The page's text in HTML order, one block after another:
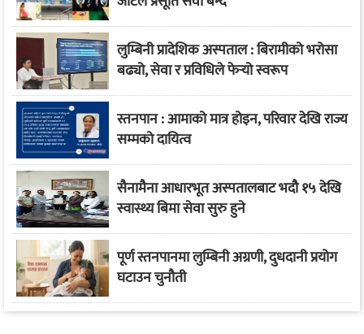
लुम्बिनी प्रादेशिक अस्पताल : बिरामीको भरोसा
बढ्यो, सेवा र प्रविधिले फेर्‍यो स्वरूप
स्तनपान : आमाको मात्र होइन, परिवार देखि राज्य
सम्मको दायित्व
सैनामैना आधारभूत अस्पतालबाट भदौ १५ देखि
स्वास्थ्य बिमा सेवा सुरु हुने
पूर्ण स्तनपानमा लुम्बिनी अग्रणी, दुधदानी प्रयोग
घटाउन चुनौती